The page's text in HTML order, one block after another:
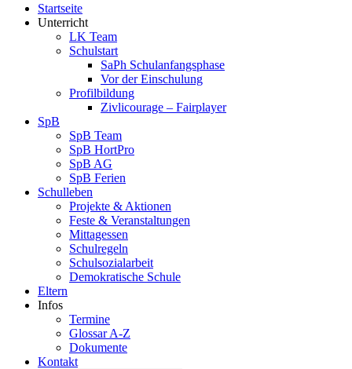
Startseite
Unterricht
LK Team
Schulstart
SaPh Schulanfangsphase
Vor der Einschulung
Profilbildung
Zivlicourage – Fairplayer
SpB
SpB Team
SpB HortPro
SpB AG
SpB Ferien
Schulleben
Projekte & Aktionen
Feste & Veranstaltungen
Mittagessen
Schulregeln
Schulsozialarbeit
Demokratische Schule
Eltern
Infos
Termine
Glossar A-Z
Dokumente
Kontakt